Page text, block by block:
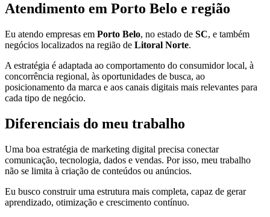
Atendimento em Porto Belo e região
Eu atendo empresas em Porto Belo, no estado de SC, e também
negócios localizados na região de Litoral Norte.
A estratégia é adaptada ao comportamento do consumidor local, à
concorrência regional, às oportunidades de busca, ao
posicionamento da marca e aos canais digitais mais relevantes para
cada tipo de negócio.
Diferenciais do meu trabalho
Uma boa estratégia de marketing digital precisa conectar
comunicação, tecnologia, dados e vendas. Por isso, meu trabalho
não se limita à criação de conteúdos ou anúncios.
Eu busco construir uma estrutura mais completa, capaz de gerar
aprendizado, otimização e crescimento contínuo.